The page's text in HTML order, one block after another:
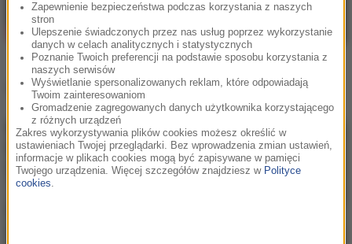
Inne teledyski
Zapewnienie bezpieczeństwa podczas korzystania z naszych
stron
Ulepszenie świadczonych przez nas usług poprzez wykorzystanie
danych w celach analitycznych i statystycznych
Poznanie Twoich preferencji na podstawie sposobu korzystania z
naszych serwisów
Wyświetlanie spersonalizowanych reklam, które odpowiadają
Twoim zainteresowaniom
Gromadzenie zagregowanych danych użytkownika korzystającego
z różnych urządzeń
Zakres wykorzystywania plików cookies możesz określić w
ustawieniach Twojej przeglądarki. Bez wprowadzenia zmian ustawień,
informacje w plikach cookies mogą być zapisywane w pamięci
Twojego urządzenia. Więcej szczegółów znajdziesz w Polityce
cookies